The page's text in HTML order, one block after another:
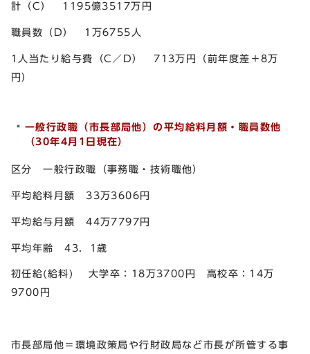
計（C） 1195億3517万円
職員数（D） 1万6755人
1人当たり給与費（C／D） 713万円（前年度差＋8万
円）
一般行政職（市長部局他）の平均給料月額・職員数他
（30年4月1日現在）
区分 一般行政職（事務職・技術職他）
平均給料月額 33万3606円
平均給与月額 44万7797円
平均年齢 43．1歳
初任給(給料) 大学卒：18万3700円 高校卒：14万
9700円
市長部局他＝環境政策局や行財政局など市長が所管する事